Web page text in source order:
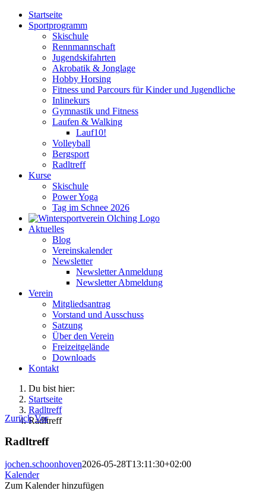
Zum
Inhalt
Startseite
Sportprogramm
Skischule
Rennmannschaft
Jugendskifahrten
Akrobatik & Jonglage
Hobby Horsing
Fitness und Parcours für Kinder und Jugendliche
Inlinekurs
Gymnastik und Fitness
Laufen & Walking
Lauf10!
Volleyball
Bergsport
Radltreff
Kurse
Skischule
Power Yoga
Tag im Schnee 2026
Aktuelles
Blog
Vereinskalender
Newsletter
Newsletter Anmeldung
Newsletter Abmeldung
Verein
Mitgliedsantrag
Vorstand und Ausschuss
Satzung
Über den Verein
Freizeitgelände
Downloads
Kontakt
Du bist hier:
Startseite
Radltreff
Radltreff
Zurück Vor
Radltreff
jochen.schoonhoven2026-05-28T13:11:30+02:00
Kalender
Zum Kalender hinzufügen